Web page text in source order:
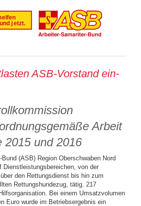
ASB-Vor­stand ein­
Arbeit
2015 und 2016
Bund (ASB) Region Oberschwaben Nord
Dienstleistungsbereichen, von der
den Rettungsdienst bis hin zum
Rettungshundezug, tätig. 217
Bei einem Umsatzvolumen
Euro wurde im Betriebsergebnis ein